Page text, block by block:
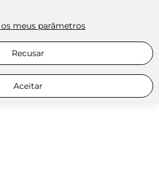
meus parâmetros
Recusar
Aceitar